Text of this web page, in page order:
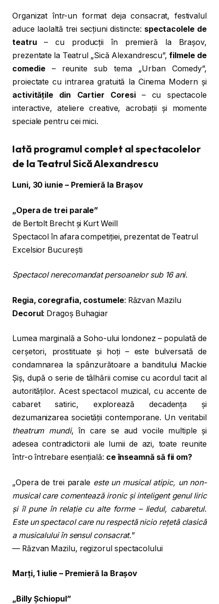
Organizat într-un format deja consacrat, festivalul
aduce laolaltă trei secțiuni distincte: spectacolele de
teatru – cu producții în premieră la Brașov,
prezentate la Teatrul „Sică Alexandrescu”,filmele de
comedie– reunite sub tema „Urban Comedy”,
proiectate cu intrarea gratuită la Cinema Modern și
activitățile din Cartier Coresi– cu spectacole
interactive, ateliere creative, acrobații și momente
speciale pentru cei mici.
Iată programul complet al spectacolelor
de la Teatrul Sică Alexandrescu
Luni, 30 iunie – Premieră la Brașov
„Opera de trei parale”
de Bertolt Brecht și Kurt Weill
Spectacol în afara competiției, prezentat de Teatrul
Excelsior București
Spectacol nerecomandat persoanelor sub 16 ani.
Regia, coregrafia, costumele: Răzvan Mazilu
Decorul: Dragoș Buhagiar
Lumea marginală a Soho-ului londonez – populată de
cerșetori, prostituate și hoți – este bulversată de
condamnarea la spânzurătoare a banditului Mackie
Șiș, după o serie de tâlhării comise cu acordul tacit al
autorităților. Acest spectacol muzical, cu accente de
cabaret satiric, explorează decadența și
dezumanizarea societății contemporane. Un veritabil
theatrum mundi, în care se aud vocile multiple și
adesea contradictorii ale lumii de azi, toate reunite
într-o întrebare esențială: ce înseamnă să fii om?
„Opera de trei parale este un musical atipic, un non-
musical care comentează ironic și inteligent genul liric
și îl pune în relație cu alte forme – liedul, cabaretul.
Este un spectacol care nu respectă nicio rețetă clasică
a musicalului în sensul consacrat.”
— Răzvan Mazilu, regizorul spectacolului
Marți, 1 iulie – Premieră la Brașov
„Billy Șchiopul”